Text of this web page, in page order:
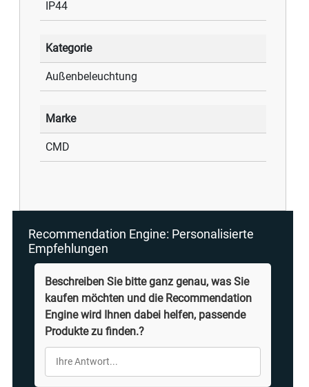
IP44
Kategorie
Außenbeleuchtung
Marke
CMD
Recommendation Engine: Personalisierte
Empfehlungen
Beschreiben Sie bitte ganz genau, was Sie
kaufen möchten und die Recommendation
Engine wird Ihnen dabei helfen, passende
Produkte zu finden.?